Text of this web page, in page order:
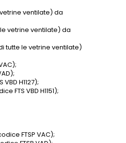
ventilate) da
vetrine ventilate) da
tutte le vetrine ventilate)
H1127);
VBD H1151);
FTSP VAC);